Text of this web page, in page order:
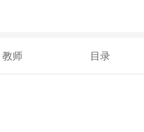
教师 目录